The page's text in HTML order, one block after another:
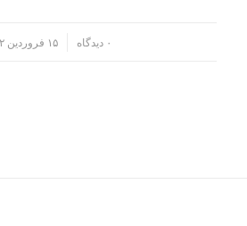
۰ دیدگاه ۱۵ فروردین ۱۴۰۲